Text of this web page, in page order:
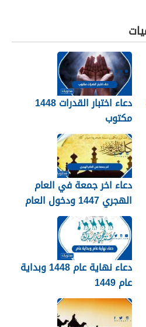
دعاء اختبار القدرات 1448
مكتوب
دعاء اخر جمعة في العام
الهجري 1447 ودخول العام
الجديد 1448
دعاء نهاية عام 1448 وبداية
عام 1449